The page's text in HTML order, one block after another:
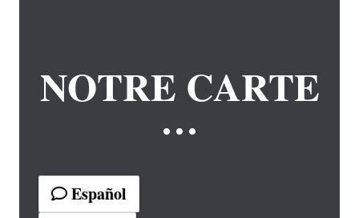
NOTRE CARTE
…
Español